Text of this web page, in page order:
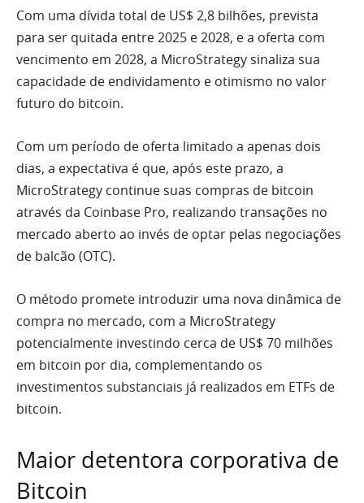
Com uma dívida total de US$ 2,8 bilhões, prevista
para ser quitada entre 2025 e 2028, e a oferta com
vencimento em 2028, a MicroStrategy sinaliza sua
capacidade de endividamento e otimismo no valor
futuro do bitcoin.
Com um período de oferta limitado a apenas dois
dias, a expectativa é que, após este prazo, a
MicroStrategy continue suas compras de bitcoin
através da Coinbase Pro, realizando transações no
mercado aberto ao invés de optar pelas negociações
de balcão (OTC).
O método promete introduzir uma nova dinâmica de
compra no mercado, com a MicroStrategy
potencialmente investindo cerca de US$ 70 milhões
em bitcoin por dia, complementando os
investimentos substanciais já realizados em ETFs de
bitcoin.
Maior detentora corporativa de
Bitcoin